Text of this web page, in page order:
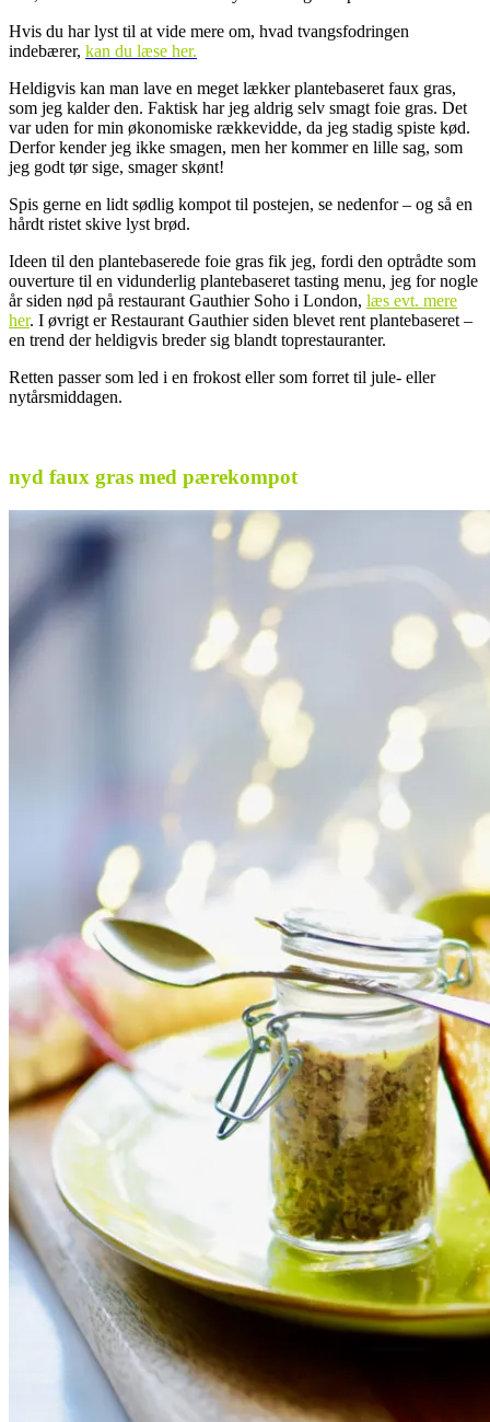
Hvis du har lyst til at vide mere om, hvad tvangsfodringen
indebærer, kan du læse her.
Heldigvis kan man lave en meget lækker plantebaseret faux gras,
som jeg kalder den. Faktisk har jeg aldrig selv smagt foie gras. Det
var uden for min økonomiske rækkevidde, da jeg stadig spiste kød.
Derfor kender jeg ikke smagen, men her kommer en lille sag, som
jeg godt tør sige, smager skønt!
Spis gerne en lidt sødlig kompot til postejen, se nedenfor – og så en
hårdt ristet skive lyst brød.
Ideen til den plantebaserede foie gras fik jeg, fordi den optrådte som
ouverture til en vidunderlig plantebaseret tasting menu, jeg for nogle
år siden nød på restaurant Gauthier Soho i London, læs evt. mere
her. I øvrigt er Restaurant Gauthier siden blevet rent plantebaseret –
en trend der heldigvis breder sig blandt toprestauranter.
Retten passer som led i en frokost eller som forret til jule- eller
nytårsmiddagen.
nyd faux gras med pærekompot